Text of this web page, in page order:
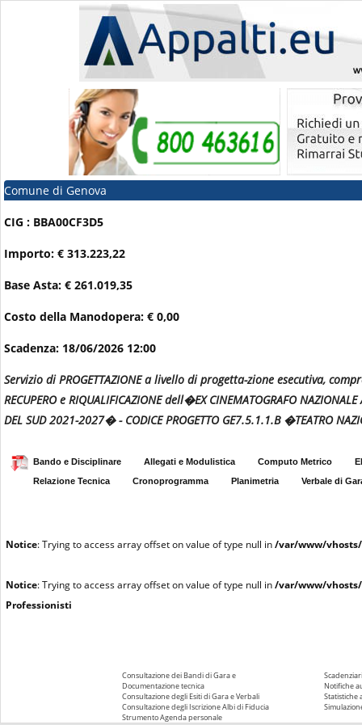
Comune di Genova
CIG : BBA00CF3D5
Importo: € 313.223,22
Base Asta: € 261.019,35
Costo della Manodopera: € 0,00
Scadenza: 18/06/2026 12:00
Servizio di PROGETTAZIONE a livello di progetta-zione esecutiva,
RECUPERO e RIQUALIFICAZIONE dell�EX CINEMATOGRAFO
DEL SUD 2021-2027� - CODICE PROGETTO GE7.5.1.1.B �TEATRO
Bando e Disciplinare Allegati e Modulistica Computo Metrico
Relazione Tecnica
Cronoprogramma Planimetria Verbale di
Notice: Trying to access array offset on value of type null in/var/www/
Notice: Trying to access array offset on value of type null in/var/www/
Professionisti
Consultazione dei Bandi di Gara e
Documentazione tecnica
Consultazione degli Esiti di Gara e Verbali
Consultazione degli Iscrizione Albi di Fiducia
Strumento Agenda personale
Notifiche
Statistiche